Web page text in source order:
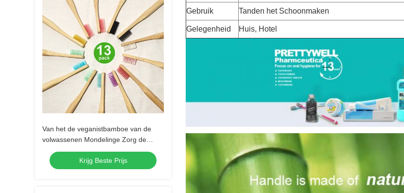
Van het de veganistbamboe van de
volwassenen Mondelinge Zorg de
Houtskooltandenborstel Gemengde
Kleur
Krijg Beste Prijs
Gebruik Tanden het Schoonmaken
Gelegenheid Huis, Hotel